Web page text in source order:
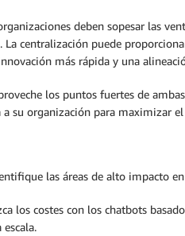
deben sopesar las
centralización puede
más rápida y una
los puntos fuertes de
su organización para maximizar
las áreas de alto impacto
los costes con los chatbots